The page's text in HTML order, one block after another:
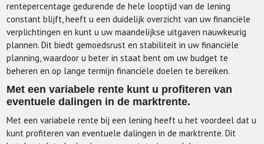
rentepercentage gedurende de hele looptijd van de lening
constant blijft, heeft u een duidelijk overzicht van uw financiële
verplichtingen en kunt u uw maandelijkse uitgaven nauwkeurig
plannen. Dit biedt gemoedsrust en stabiliteit in uw financiële
planning, waardoor u beter in staat bent om uw budget te
beheren en op lange termijn financiële doelen te bereiken.
Met een variabele rente kunt u profiteren van
eventuele dalingen in de marktrente.
Met een variabele rente bij een lening heeft u het voordeel dat u
kunt profiteren van eventuele dalingen in de marktrente. Dit